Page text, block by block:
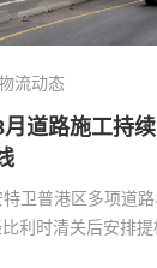
流动态
道路施工持
卫普港区多项道
利时清关后安排